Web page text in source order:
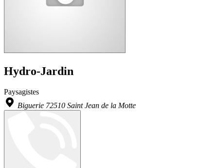
Hydro-Jardin
Paysagistes
Biguerie 72510 Saint Jean de la Motte